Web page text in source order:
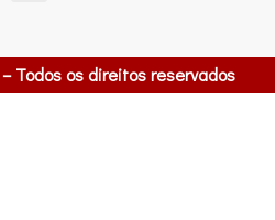
Todos os direitos reservados